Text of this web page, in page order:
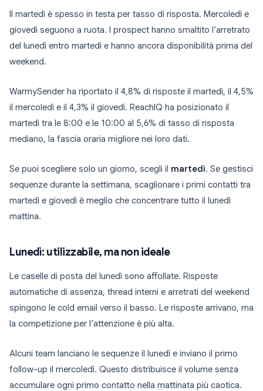
Il martedì è spesso in testa per tasso di risposta. Mercoledì e
giovedì seguono a ruota. I prospect hanno smaltito l’arretrato
del lunedì entro martedì e hanno ancora disponibilità prima del
weekend.
WarmySender ha riportato il 4,8% di risposte il martedì, il 4,5%
il mercoledì e il 4,3% il giovedì. ReachIQ ha posizionato il
martedì tra le 8:00 e le 10:00 al 5,6% di tasso di risposta
mediano, la fascia oraria migliore nei loro dati.
Se puoi scegliere solo un giorno, scegli il martedì. Se gestisci
sequenze durante la settimana, scaglionare i primi contatti tra
martedì e giovedì è meglio che concentrare tutto il lunedì
mattina.
Lunedì: utilizzabile, ma non ideale
Le caselle di posta del lunedì sono affollate. Risposte
automatiche di assenza, thread interni e arretrati del weekend
spingono le cold email verso il basso. Le risposte arrivano, ma
la competizione per l’attenzione è più alta.
Alcuni team lanciano le sequenze il lunedì e inviano il primo
follow-up il mercoledì. Questo distribuisce il volume senza
accumulare ogni primo contatto nella mattinata più caotica.